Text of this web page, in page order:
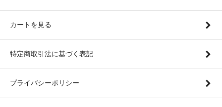
カートを見る
特定商取引法に基づく表記
プライバシーポリシー